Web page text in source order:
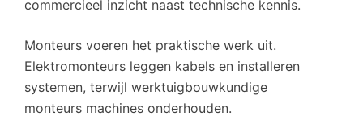
commercieel inzicht naast technische kennis.
Monteurs voeren het praktische werk uit.
Elektromonteurs leggen kabels en installeren
systemen, terwijl werktuigbouwkundige
monteurs machines onderhouden.